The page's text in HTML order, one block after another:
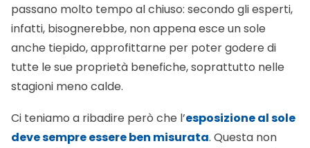
passano molto tempo al chiuso: secondo gli esperti,
infatti, bisognerebbe, non appena esce un sole
anche tiepido, approfittarne per poter godere di
tutte le sue proprietà benefiche, soprattutto nelle
stagioni meno calde.
Ci teniamo a ribadire però che l’esposizione al sole
deve sempre essere ben misurata. Questa non